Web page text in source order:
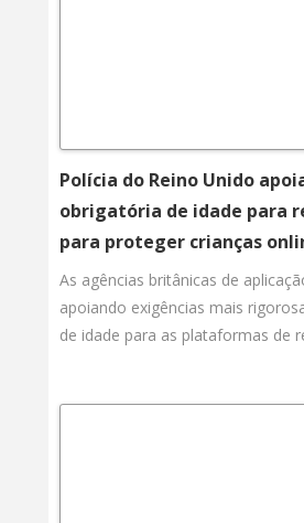
Polícia do Reino Unido
obrigatória de idade para
para proteger crianças
As agências britânicas de
apoiando exigências mais
de idade para as plataformas de